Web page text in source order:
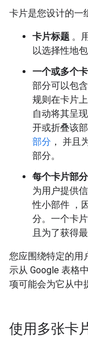
卡片是您设计的一
卡片标题 。
以选择性地
一个或多个
部分可以包
规则在卡片
自动将其呈
开或折叠该
部分 ， 并且
部分。
每个卡片部
为用户提供
性小部件 ，
分。一个卡
且为了获得
您应围绕特定的用
示从 Google 表格
项可能会为它从中
使用多张卡